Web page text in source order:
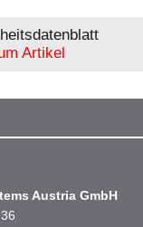
Artikel
Austria GmbH